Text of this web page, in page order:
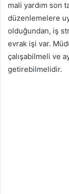
mali yardım son
düzenlemelere
olduğundan, iş
evrak işi var.
çalışabilmeli ve
getirebilmelidir.